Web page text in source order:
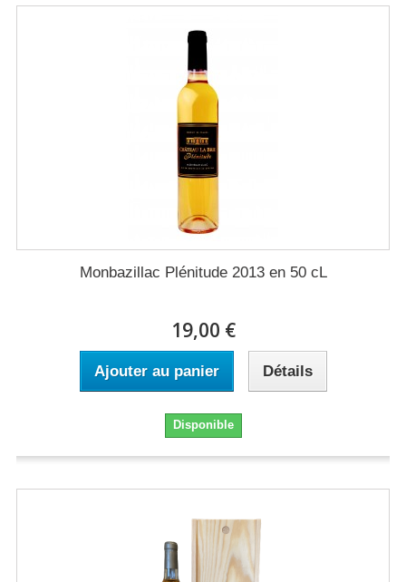
Monbazillac Plénitude 2013 en 50 cL
19,00 €
Ajouter au panier Détails
Disponible